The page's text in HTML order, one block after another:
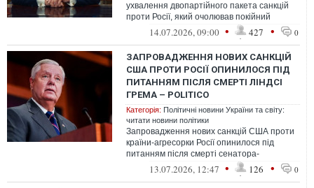
ухвалення двопартійного пакета санкцій
проти Росії, який очолював покійний
сенатор Ліндсі Грем.
14.07.2026, 09:00 • 427 • 0
ЗАПРОВАДЖЕННЯ НОВИХ САНКЦІЙ
США ПРОТИ РОСІЇ ОПИНИЛОСЯ ПІД
ПИТАННЯМ ПІСЛЯ СМЕРТІ ЛІНДСІ
ГРЕМА – POLITICO
Категорія: Політичні новини України та світу:
читати новини політики
Запровадження нових санкцій США проти
країни-агресорки Росії опинилося під
питанням після смерті сенатора-
республіканця Ліндсі Грема.
13.07.2026, 12:47 • 126 • 0